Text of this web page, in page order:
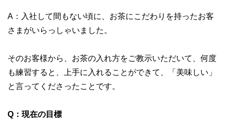
A：入社して間もない頃に、お茶にこだわりを持ったお客
さまがいらっしゃいました。
そのお客様から、お茶の入れ方をご教示いただいて、何度
も練習すると、上手に入れることができて、「美味しい」
と言ってくださったことです。
Q：現在の目標